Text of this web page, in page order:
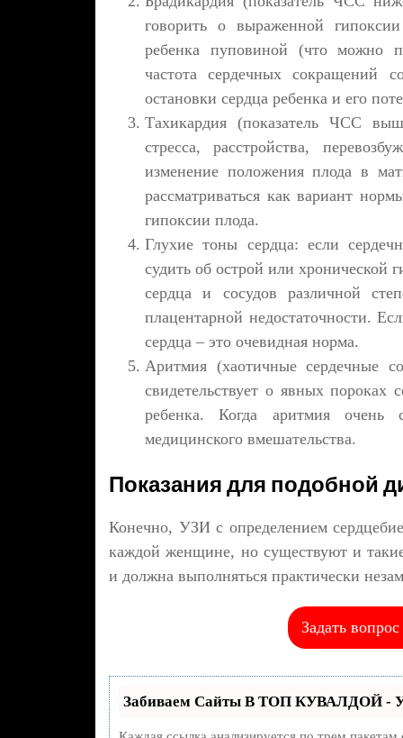
говорить о выраженной
ребенка пуповиной (что можно
частота сердечных сокращений
остановки сердца ребенка и его
Тахикардия (показатель ЧСС
стресса, расстройства,
изменение положения плода в
рассматриваться как вариант
гипоксии плода.
Глухие тоны сердца: если
судить об острой или хронической
сердца и сосудов различной
плацентарной недостаточности.
сердца – это очевидная норма.
Аритмия (хаотичные сердечные
свидетельствует о явных пороках
ребенка. Когда аритмия очень
медицинского вмешательства.
Показания для подобной
Конечно, УЗИ с определением
каждой женщине, но существуют и такие
и должна выполняться практически
Задать
Забиваем Сайты В ТОП КУВАЛДОЙ -